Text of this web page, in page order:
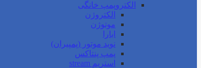
الکتروپمپ خانگی
الکتروژن
موتوژن
ابارا
نوید موتور (پمپیران)
پمپ پنتاکس
استریم stream